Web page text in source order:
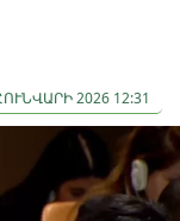
2026 12:31